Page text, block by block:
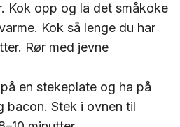
Kok opp og la det småkoke
Kok så lenge du har
Rør med jevne
en stekeplate og ha på
bacon. Stek i ovnen til